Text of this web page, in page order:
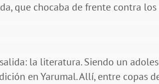
que chocaba de frente contra
la literatura. Siendo un
en Yarumal. Allí, entre copas